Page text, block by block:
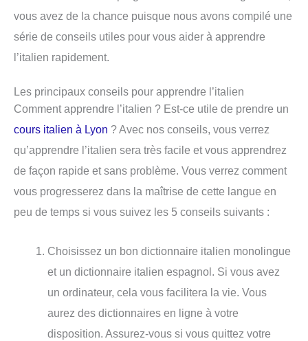
vous avez de la chance puisque nous avons compilé une
série de conseils utiles pour vous aider à apprendre
l’italien rapidement.
Les principaux conseils pour apprendre l’italien
Comment apprendre l’italien ? Est-ce utile de prendre un
cours italien à Lyon ? Avec nos conseils, vous verrez
qu’apprendre l’italien sera très facile et vous apprendrez
de façon rapide et sans problème. Vous verrez comment
vous progresserez dans la maîtrise de cette langue en
peu de temps si vous suivez les 5 conseils suivants :
Choisissez un bon dictionnaire italien monolingue
et un dictionnaire italien espagnol. Si vous avez
un ordinateur, cela vous facilitera la vie. Vous
aurez des dictionnaires en ligne à votre
disposition. Assurez-vous si vous quittez votre